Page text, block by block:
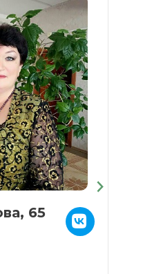
65